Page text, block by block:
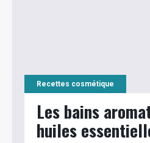
Recettes cosmétique
Les bains
huiles